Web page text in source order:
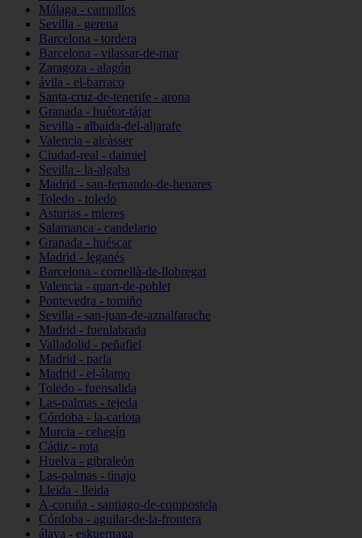
Málaga - campillos
Sevilla - gerena
Barcelona - tordera
Barcelona - vilassar-de-mar
Zaragoza - alagón
ávila - el-barraco
Santa-cruz-de-tenerife - arona
Granada - huétor-tájar
Sevilla - albaida-del-aljarafe
Valencia - alcàsser
Ciudad-real - daimiel
Sevilla - la-algaba
Madrid - san-fernando-de-henares
Toledo - toledo
Asturias - mieres
Salamanca - candelario
Granada - huéscar
Madrid - leganés
Barcelona - cornellà-de-llobregat
Valencia - quart-de-poblet
Pontevedra - tomiño
Sevilla - san-juan-de-aznalfarache
Madrid - fuenlabrada
Valladolid - peñafiel
Madrid - parla
Madrid - el-álamo
Toledo - fuensalida
Las-palmas - tejeda
Córdoba - la-carlota
Murcia - cehegín
Cádiz - rota
Huelva - gibraleón
Las-palmas - tinajo
Lleida - lleida
A-coruña - santiago-de-compostela
Córdoba - aguilar-de-la-frontera
álava - eskuernaga